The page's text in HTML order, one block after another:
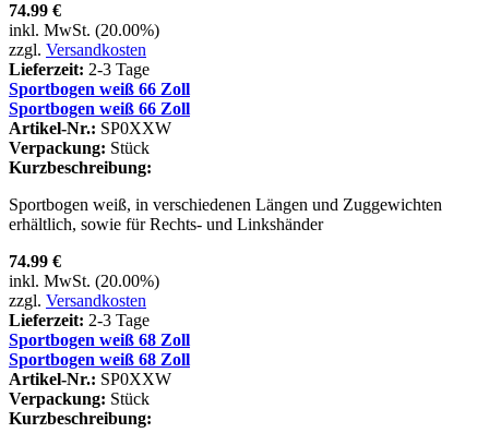
74.99 €
inkl. MwSt. (20.00%)
zzgl. Versandkosten
Lieferzeit: 2-3 Tage
Sportbogen weiß 66 Zoll
Sportbogen weiß 66 Zoll
Artikel-Nr.: SP0XXW
Verpackung: Stück
Kurzbeschreibung:
Sportbogen weiß, in verschiedenen Längen und Zuggewichten
erhältlich, sowie für Rechts- und Linkshänder
74.99 €
inkl. MwSt. (20.00%)
zzgl. Versandkosten
Lieferzeit: 2-3 Tage
Sportbogen weiß 68 Zoll
Sportbogen weiß 68 Zoll
Artikel-Nr.: SP0XXW
Verpackung: Stück
Kurzbeschreibung: